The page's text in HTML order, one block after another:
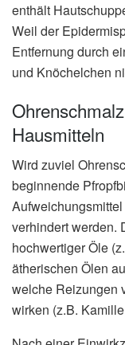
enthält
Weil der
Entfernung durch
und Knöchelchen
Hausmitteln
Wird zuviel
beginnende
verhindert werden.
hochwertiger Öle
ätherischen Ölen
welche Reizungen
wirken (z.B.